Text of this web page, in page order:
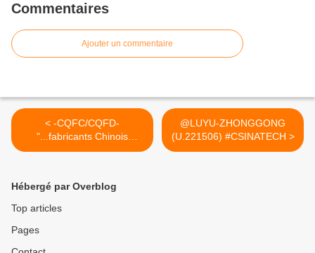
Commentaires
Ajouter un commentaire
< -CQFC/CQFD-
"...fabricants Chinois
leaders des énergies
@LUYU-ZHONGGONG
(U.221506) #CSINATECH >
Hébergé par Overblog
Top articles
Pages